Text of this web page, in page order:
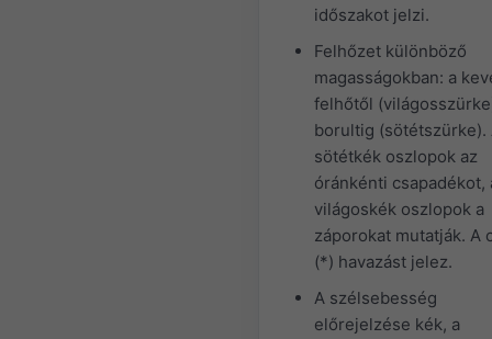
időszakot jelzi.
Felhőzet különböző
magasságokban: a
felhőtől
borultig (sötétszürke).
sötétkék oszlopok az
óránkénti csapadékot,
világoskék oszlopok a
záporokat mutatják. A
(*) havazást jelez.
A szélsebesség
előrejelzése kék, a